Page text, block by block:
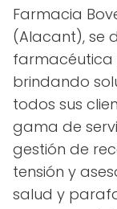
Farmacia
(Alacant), se
farmacéutica
brindando
todos sus
gama de
gestión de
tensión y
salud y